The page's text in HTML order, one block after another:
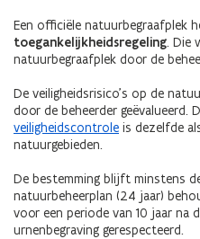
Een officiële natuurbegraafplek
toegankelijkheidsregeling. Die
natuurbegraafplek door de
De veiligheidsrisico's op de
door de beheerder geëvalueerd.
veiligheidscontrole is dezelfde
natuurgebieden.
De bestemming blijft minstens
natuurbeheerplan (24 jaar)
voor een periode van 10 jaar
urnenbegraving gerespecteerd.